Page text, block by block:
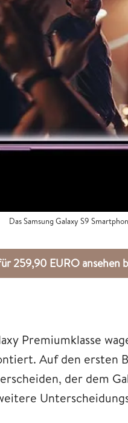
Das Samsung Galaxy S9
259,90 EURO ansehen
Premiumklasse
Auf den ersten
der dem